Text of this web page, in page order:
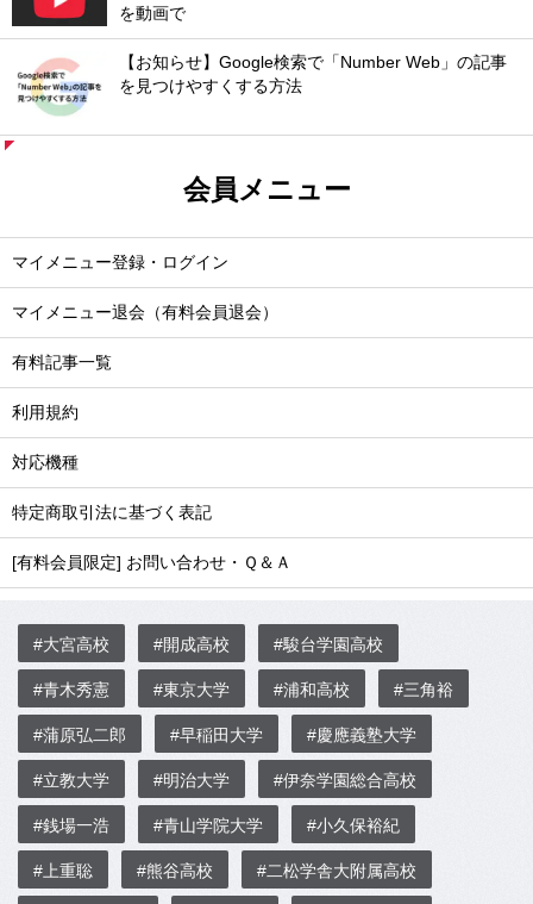
を動画で
【お知らせ】Google検索で「Number Web」の記事
を見つけやすくする方法
会員メニュー
マイメニュー登録・ログイン
マイメニュー退会（有料会員退会）
有料記事一覧
利用規約
対応機種
特定商取引法に基づく表記
[有料会員限定] お問い合わせ・Ｑ＆Ａ
#大宮高校 #開成高校 #駿台学園高校
#青木秀憲 #東京大学 #浦和高校 #三角裕
#蒲原弘二郎 #早稲田大学 #慶應義塾大学
#立教大学 #明治大学 #伊奈学園総合高校
#銭場一浩 #青山学院大学 #小久保裕紀
#上重聡 #熊谷高校 #二松学舎大附属高校